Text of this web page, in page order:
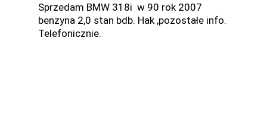
Sprzedam BMW 318i w 90 rok 2007
benzyna 2,0 stan bdb. Hak ,pozostałe info.
Telefonicznie.